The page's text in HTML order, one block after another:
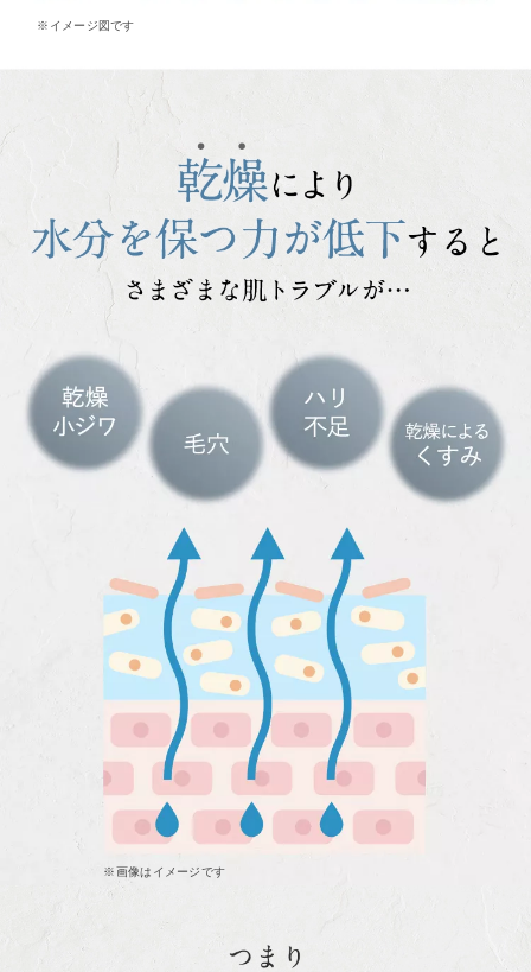
※イメージ図です
※画像はイメージです